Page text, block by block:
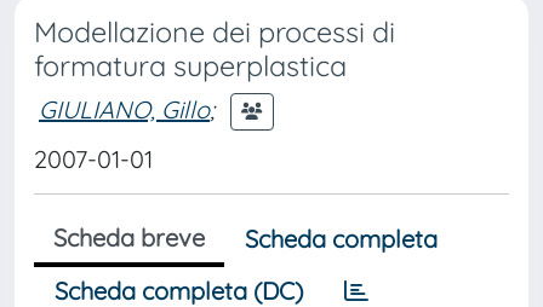
Modellazione dei processi di
formatura superplastica
GIULIANO, Gillo;
2007-01-01
Scheda breve
Scheda completa
Scheda completa (DC)